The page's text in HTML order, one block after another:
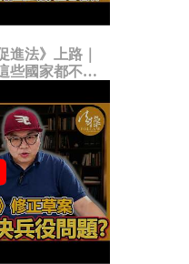
進法》上路｜
些國家都不能